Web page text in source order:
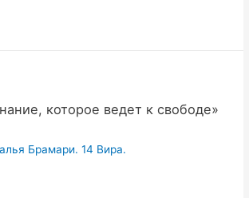
которое ведет к свободе»
Брамари. 14 Вира.